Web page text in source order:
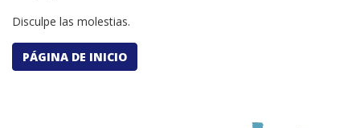
Disculpe las molestias.
PÁGINA DE INICIO